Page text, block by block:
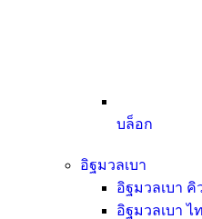
บล็อก
อิฐมวลเบา
อิฐมวลเบา คิ
อิฐมวลเบา ไ